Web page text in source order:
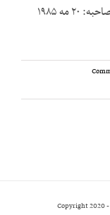
روایت‌کننده: آقای دکتر هوشنگ نهاوندی تاریخ مصاحبه: ۲۰ مه ۱۹۸۵